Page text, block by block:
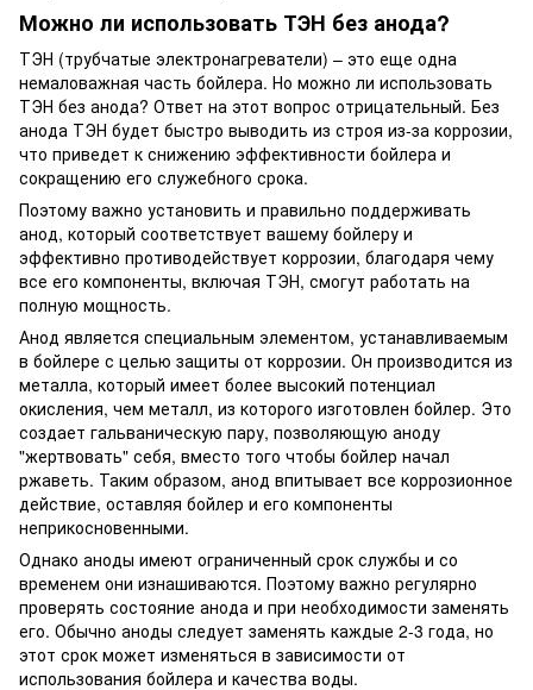
Можно ли использовать ТЭН без анода?
ТЭН (трубчатые электронагреватели) – это еще одна
немаловажная часть бойлера. Но можно ли использовать
ТЭН без анода? Ответ на этот вопрос отрицательный. Без
анода ТЭН будет быстро выводить из строя из-за коррозии,
что приведет к снижению эффективности бойлера и
сокращению его служебного срока.
Поэтому важно установить и правильно поддерживать
анод, который соответствует вашему бойлеру и
эффективно противодействует коррозии, благодаря чему
все его компоненты, включая ТЭН, смогут работать на
полную мощность.
Анод является специальным элементом, устанавливаемым
в бойлере с целью защиты от коррозии. Он производится из
металла, который имеет более высокий потенциал
окисления, чем металл, из которого изготовлен бойлер. Это
создает гальваническую пару, позволяющую аноду
"жертвовать" себя, вместо того чтобы бойлер начал
ржаветь. Таким образом, анод впитывает все коррозионное
действие, оставляя бойлер и его компоненты
неприкосновенными.
Однако аноды имеют ограниченный срок службы и со
временем они изнашиваются. Поэтому важно регулярно
проверять состояние анода и при необходимости заменять
его. Обычно аноды следует заменять каждые 2-3 года, но
этот срок может изменяться в зависимости от
использования бойлера и качества воды.